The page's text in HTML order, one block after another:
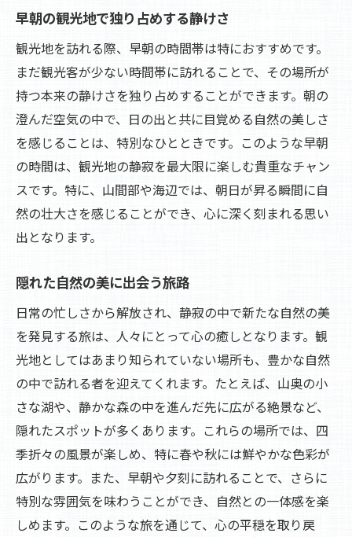
早朝の観光地で独り占めする静けさ
観光地を訪れる際、早朝の時間帯は特におすすめです。
まだ観光客が少ない時間帯に訪れることで、その場所が
持つ本来の静けさを独り占めすることができます。朝の
澄んだ空気の中で、日の出と共に目覚める自然の美しさ
を感じることは、特別なひとときです。このような早朝
の時間は、観光地の静寂を最大限に楽しむ貴重なチャン
スです。特に、山間部や海辺では、朝日が昇る瞬間に自
然の壮大さを感じることができ、心に深く刻まれる思い
出となります。
隠れた自然の美に出会う旅路
日常の忙しさから解放され、静寂の中で新たな自然の美
を発見する旅は、人々にとって心の癒しとなります。観
光地としてはあまり知られていない場所も、豊かな自然
の中で訪れる者を迎えてくれます。たとえば、山奥の小
さな湖や、静かな森の中を進んだ先に広がる絶景など、
隠れたスポットが多くあります。これらの場所では、四
季折々の風景が楽しめ、特に春や秋には鮮やかな色彩が
広がります。また、早朝や夕刻に訪れることで、さらに
特別な雰囲気を味わうことができ、自然との一体感を楽
しめます。このような旅を通じて、心の平穏を取り戻